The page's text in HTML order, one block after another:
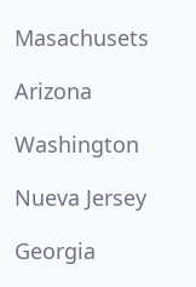
Masachusets
Arizona
Washington
Nueva Jersey
Georgia